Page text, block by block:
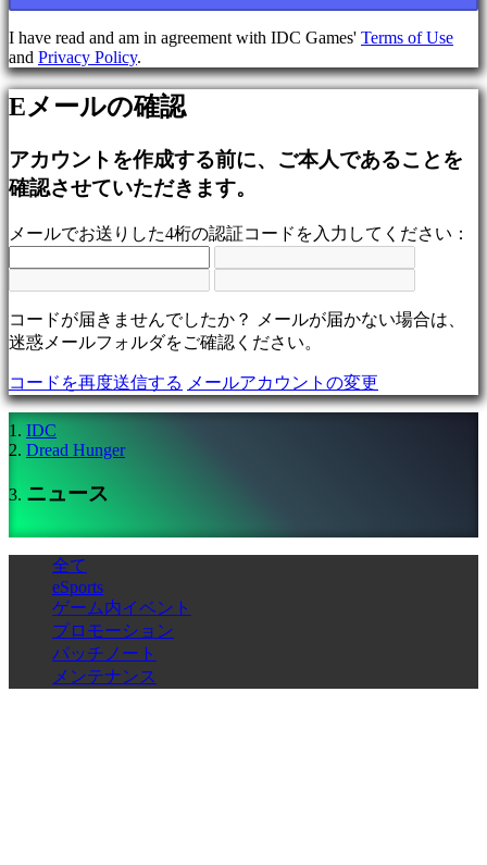
ン
グ
ゲ
ー
Racing
games
Casual
Indie
Simulation
games
Puzzle
games
Fighting
games
デ
モ
ミ
Gameplay
ゲ
I have read and am in agreement with IDC Games' Terms of Use
and Privacy Policy.
Eメールの確認
アカウントを作成する前に、ご本人であることを
確認させていただきます。
メールでお送りした4桁の認証コードを入力してください：
コードが届きませんでしたか？ メールが届かない場合は、
迷惑メールフォルダをご確認ください。
コードを再度送信する メールアカウントの変更
IDC
Dread Hunger
ニュース
全て
eSports
ゲーム内イベント
プロモーション
パッチノート
メンテナンス